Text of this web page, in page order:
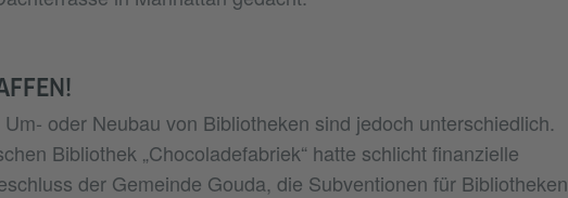
oder Neubau von Bibliotheken sind jedoch unterschiedlich.
Bibliothek „Chocoladefabriek“ hatte schlicht finanzielle
der Gemeinde Gouda, die Subventionen für Bibliotheken